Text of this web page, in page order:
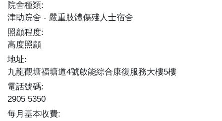
院舍種類:
津助院舍
嚴重肢體傷殘人士宿舍
照顧程度:
高度照顧
地址:
九龍觀塘福塘道4號啟能綜合康復服務大樓5樓
電話號碼:
2905 5350
每月基本收費: